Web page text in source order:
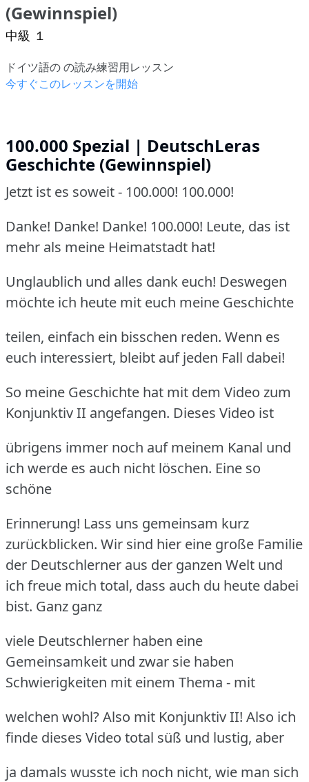
(Gewinnspiel)
中級 １
ドイツ語の の読み練習用レッスン
今すぐこのレッスンを開始
100.000 Spezial | DeutschLeras
Geschichte (Gewinnspiel)
Jetzt ist es soweit - 100.000! 100.000!
Danke! Danke! Danke! 100.000! Leute, das ist
mehr als meine Heimatstadt hat!
Unglaublich und alles dank euch! Deswegen
möchte ich heute mit euch meine Geschichte
teilen, einfach ein bisschen reden. Wenn es
euch interessiert, bleibt auf jeden Fall dabei!
So meine Geschichte hat mit dem Video zum
Konjunktiv II angefangen. Dieses Video ist
übrigens immer noch auf meinem Kanal und
ich werde es auch nicht löschen. Eine so
schöne
Erinnerung! Lass uns gemeinsam kurz
zurückblicken. Wir sind hier eine große Familie
der Deutschlerner aus der ganzen Welt und
ich freue mich total, dass auch du heute dabei
bist. Ganz ganz
viele Deutschlerner haben eine
Gemeinsamkeit und zwar sie haben
Schwierigkeiten mit einem Thema - mit
welchen wohl? Also mit Konjunktiv II! Also ich
finde dieses Video total süß und lustig, aber
ja damals wusste ich noch nicht, wie man sich